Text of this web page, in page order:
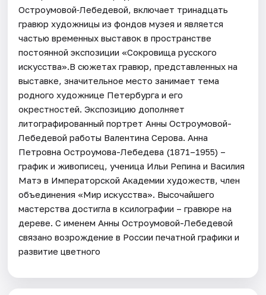
Остроумовой‑Лебедевой, включает тринадцать
гравюр художницы из фондов музея и является
частью временных выставок в пространстве
постоянной экспозиции «Сокровища русского
искусства».В сюжетах гравюр, представленных на
выставке, значительное место занимает тема
родного художнице Петербурга и его
окрестностей. Экспозицию дополняет
литографированный портрет Анны Остроумовой-
Лебедевой работы Валентина Серова. Анна
Петровна Остроумова-Лебедева (1871–1955) –
график и живописец, ученица Ильи Репина и Василия
Матэ в Императорской Академии художеств, член
объединения «Мир искусства». Высочайшего
мастерства достигла в ксилографии – гравюре на
дереве. С именем Анны Остроумовой-Лебедевой
связано возрождение в России печатной графики и
развитие цветного